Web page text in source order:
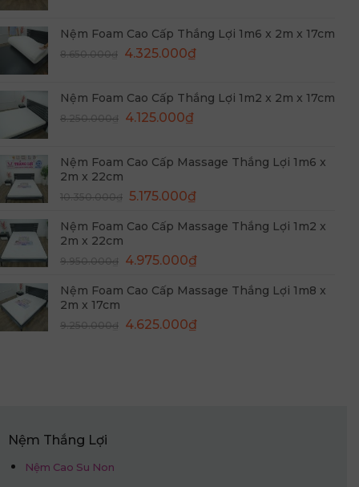
9.550.000₫.là:
4.775.000₫.
Nệm Foam Cao Cấp Thắng Lợi 1m6 x 2m x 17cm
8.650.000₫ Giá
8.650.000₫.
4.325.000₫Giá
là:
Nệm Foam Cao Cấp Thắng Lợi 1m2 x 2m x 17cm
8.250.000₫ Giá
8.250.000₫.
4.125.000₫Giá
là:
Nệm Foam Cao Cấp Massage Thắng Lợi 1m6 x
2m x 22cm
10.350.000₫ Giá
là:
5.175.000₫Giá
tại
5.175.000₫.
Nệm Foam Cao Cấp Massage Thắng Lợi 1m2 x
2m x 22cm
9.950.000₫ Giá
là:
4.975.000₫Giá
tại
4.975.000₫.
Nệm Foam Cao Cấp Massage Thắng Lợi 1m8 x
2m x 17cm
9.250.000₫ Giá
4.625.000₫Giá
Nệm Thắng Lợi
Nệm Cao Su Non